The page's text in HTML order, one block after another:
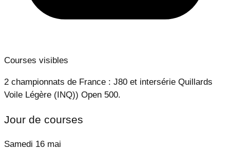
Courses visibles
2 championnats de France : J80 et intersérie Quillards
Voile Légère (INQ)) Open 500.
Jour de courses
Samedi 16 mai